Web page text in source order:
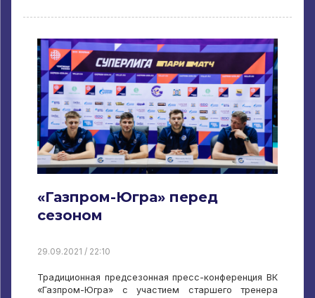
«Газпром-Югра» перед
сезоном
29.09.2021 / 22:10
Традиционная предсезонная пресс-конференция ВК
«Газпром-Югра» с участием старшего тренера